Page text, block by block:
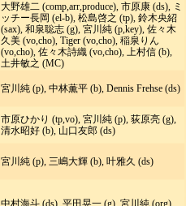
大野雄二 (comp,arr,produce), 市原康 (ds), ミ
ッチー長岡 (el-b), 松島啓之 (tp), 鈴木央紹
(sax), 和泉聡志 (g), 宮川純 (p,key), 佐々木
久美 (vo,cho), Tiger (vo,cho), 稲泉りん
(vo,cho), 佐々木詩織 (vo,cho), 上村信 (b),
土井敏之 (MC)
宮川純 (p), 中林薫平 (b), Dennis Frehse (ds)
市原ひかり (tp,vo), 宮川純 (p), 荻原亮 (g),
清水昭好 (b), 山口友郎 (ds)
宮川純 (p), 三嶋大輝 (b), 叶雅久 (ds)